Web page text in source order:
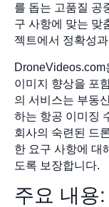
를 돕는 고품질 공
구 사항에 맞는 맞
젝트에서 정확성
DroneVideos.com
이미지 향상을 포
의 서비스는 부동
하는 항공 이미징
회사의 숙련된 드
한 요구 사항에 대
도록 보장합니다.
주요 내용: